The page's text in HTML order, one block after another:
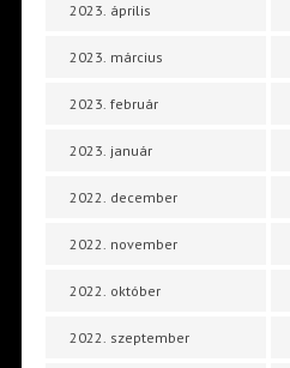
2023. április
2023. március
2023. február
2023. január
2022. december
2022. november
2022. október
2022. szeptember